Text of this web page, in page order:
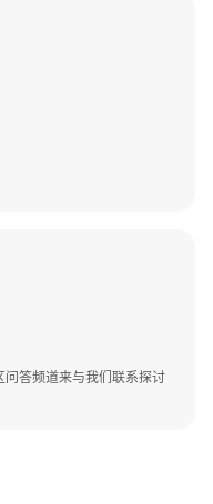
答频道来与我们联系探讨